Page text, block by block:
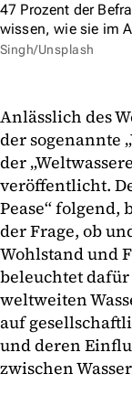
47 Prozent der
wissen, wie sie im
Singh/Unsplash
Anlässlich des
der sogenannte
der
veröffentlicht.
Pease“ folgend,
der Frage, ob
Wohlstand und
beleuchtet
weltweiten
auf
und deren
zwischen